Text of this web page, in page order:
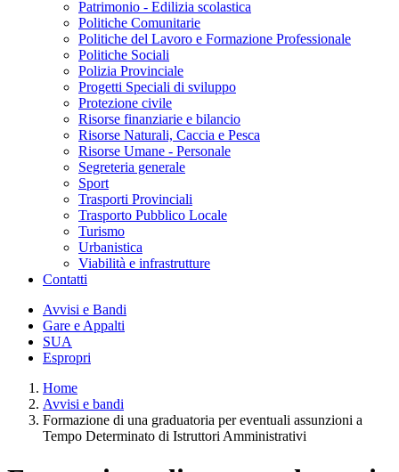
Patrimonio - Edilizia scolastica
Politiche Comunitarie
Politiche del Lavoro e Formazione Professionale
Politiche Sociali
Polizia Provinciale
Progetti Speciali di sviluppo
Protezione civile
Risorse finanziarie e bilancio
Risorse Naturali, Caccia e Pesca
Risorse Umane - Personale
Segreteria generale
Sport
Trasporti Provinciali
Trasporto Pubblico Locale
Turismo
Urbanistica
Viabilità e infrastrutture
Contatti
Avvisi e Bandi
Gare e Appalti
SUA
Espropri
Home
Avvisi e bandi
Formazione di una graduatoria per eventuali assunzioni a
Tempo Determinato di Istruttori Amministrativi